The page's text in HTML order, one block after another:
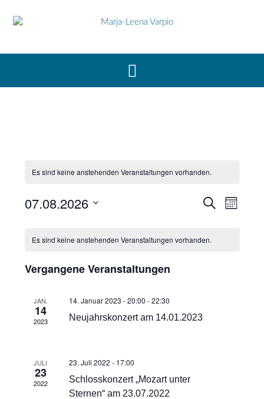
Es sind keine anstehenden Veranstaltungen vorhanden.
und
Suche
Monat
07.08.2026
von
Veranstaltungen
Es sind keine anstehenden Veranstaltungen vorhanden.
Vergangene Veranstaltungen
JAN.
14
2023
14. Januar 2023 - 20:00 -22:30
Neujahrskonzert am 14.01.2023
JULI
23
2022
23. Juli 2022 - 17:00
Schlosskonzert „Mozart unter
Sternen“ am 23.07.2022